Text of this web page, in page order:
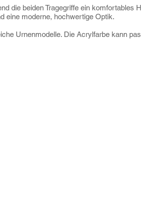
die beiden Tragegriffe ein komfortables
eine moderne, hochwertige Optik.
Urnenmodelle. Die Acrylfarbe kann